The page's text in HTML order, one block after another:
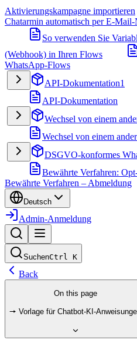
Aktivierungskampagne importieren
Chatarmin automatisch per E-
So verwenden Sie
(Webhook) in Ihren Flows
WhatsApp-Flows
API-Dokumentation1
API-Dokumentation
Wechsel von einem
Wechsel von einem
DSGVO-konformes
Bewährte Verfahren:
Bewährte Verfahren – Abmeldung
Deutsch
Admin-Anmeldung
SuchenCtrl K
Back
On this page
🠖 Vorlage für Chatbot-KI-